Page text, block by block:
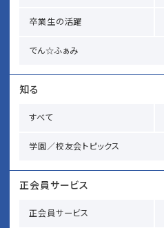
卒業生の活躍
でん☆ふぁみ
知る
すべて
学園／校友会トピックス
正会員サービス
正会員サービス